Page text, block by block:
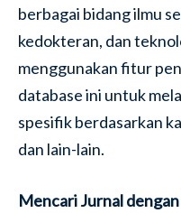
berbagai bidang ilmu
kedokteran, dan
menggunakan fitur
database ini untuk
spesifik berdasarkan
dan lain-lain.
Mencari Jurnal